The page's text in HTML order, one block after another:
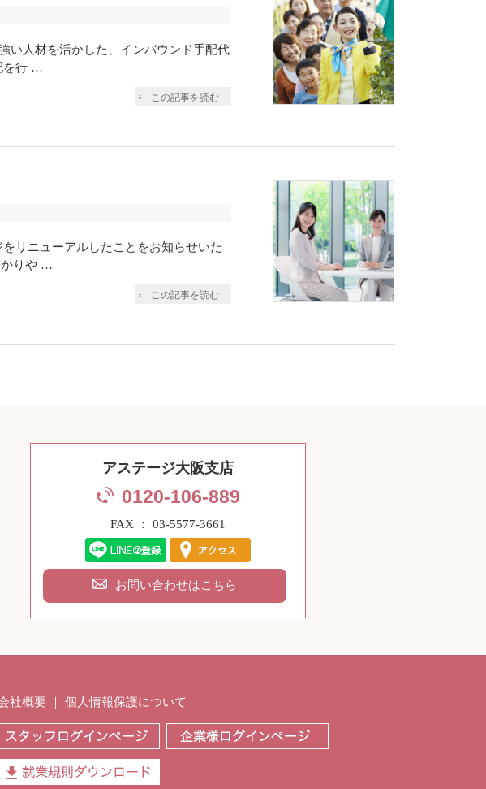
い人材を活かした、インバウンド手配代
を行 …
この記事を読む
リニューアルしたことをお知らせいた
かりや …
この記事を読む
アステージ大阪支店
0120-106-889
FAX ： 03-5577-3661
お問い合わせはこちら
社概要 ｜ 個人情報保護について